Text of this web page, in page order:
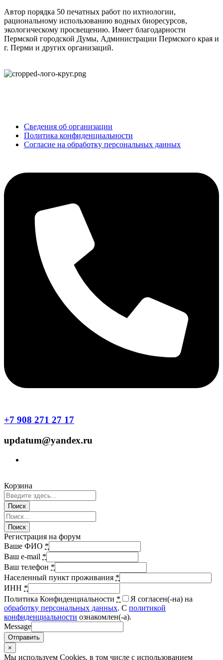
Автор порядка 50 печатных работ по ихтиологии,
рациональному использованию водных биоресурсов,
экологическому просвещению. Имеет благодарности
Пермской городской Думы, Администрации Пермского края и
г. Перми и других организаций.
Сведения об организации
Политика конфиденциальности
Согласие на обработку персональных данных
+7 908 271 27 17
updatum@yandex.ru
Корзина
Регистрация на форум
Ваше ФИО *
Ваш e-mail *
Ваш телефон *
Населенный пункт проживания *
ИНН *
Политика Конфиденциальности *
Я согласен(-на) на
обработку персональных данных. С политикой
конфиденциальности ознакомлен(-а).
Message
Отправить
×
Мы используем Cookies, в том числе с использованием